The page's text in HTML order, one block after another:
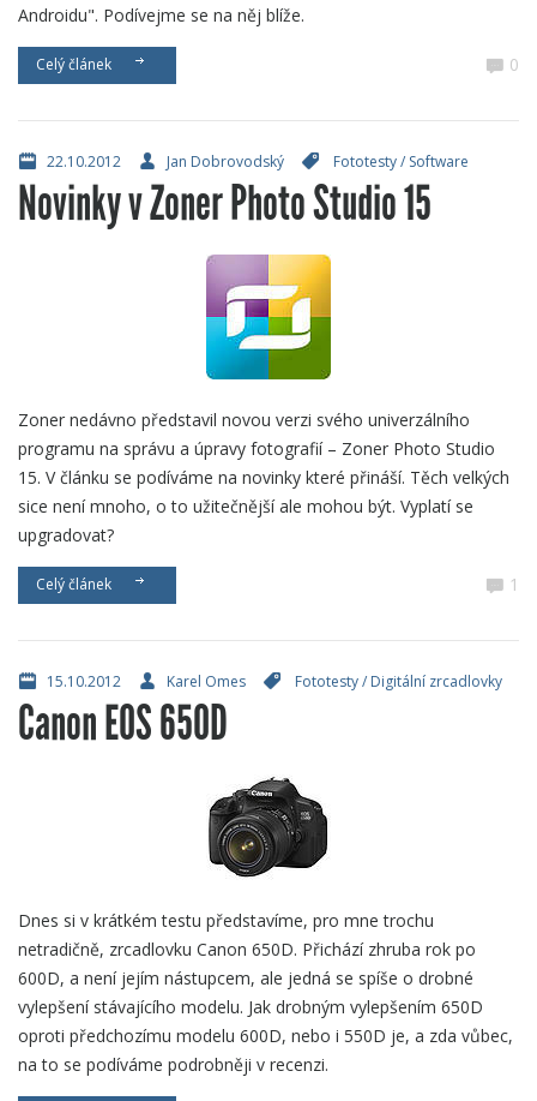
Androidu". Podívejme se na něj blíže.
Celý článek 0
22.10.2012 Jan Dobrovodský Fototesty/ Software
Novinky v Zoner Photo Studio 15
Zoner nedávno představil novou verzi svého univerzálního
programu na správu a úpravy fotografií – Zoner Photo Studio
15. V článku se podíváme na novinky které přináší. Těch velkých
sice není mnoho, o to užitečnější ale mohou být. Vyplatí se
upgradovat?
Celý článek 1
15.10.2012 Karel Omes Fototesty/ Digitální zrcadlovky
Canon EOS 650D
Dnes si v krátkém testu představíme, pro mne trochu
netradičně, zrcadlovku Canon 650D. Přichází zhruba rok po
600D, a není jejím nástupcem, ale jedná se spíše o drobné
vylepšení stávajícího modelu. Jak drobným vylepšením 650D
oproti předchozímu modelu 600D, nebo i 550D je, a zda vůbec,
na to se podíváme podrobněji v recenzi.